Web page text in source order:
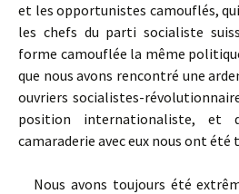
et les opportunistes camouflés,
les chefs du parti socialiste
forme camouflée la même
que nous avons rencontré une
ouvriers socialistes-
position internationaliste, et
camaraderie avec eux nous ont
Nous avons toujours été